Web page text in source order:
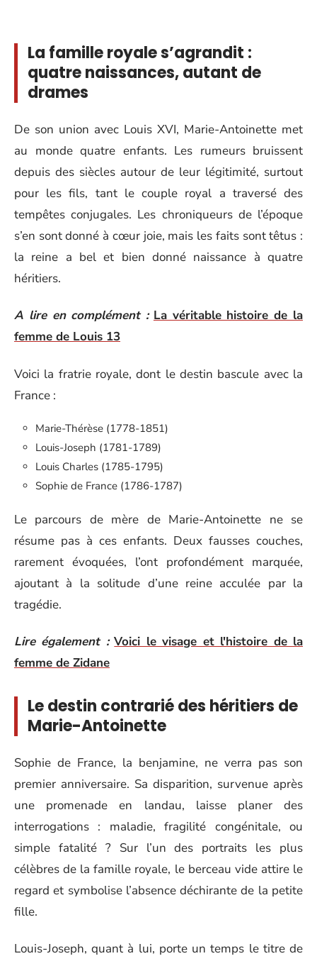
La famille royale s’agrandit :
quatre naissances, autant de
drames
De son union avec Louis XVI, Marie-Antoinette met
au monde quatre enfants. Les rumeurs bruissent
depuis des siècles autour de leur légitimité, surtout
pour les fils, tant le couple royal a traversé des
tempêtes conjugales. Les chroniqueurs de l’époque
s’en sont donné à cœur joie, mais les faits sont têtus :
la reine a bel et bien donné naissance à quatre
héritiers.
A lire en complément : La véritable histoire de la
femme de Louis 13
Voici la fratrie royale, dont le destin bascule avec la
France :
Marie-Thérèse (1778-1851)
Louis-Joseph (1781-1789)
Louis Charles (1785-1795)
Sophie de France (1786-1787)
Le parcours de mère de Marie-Antoinette ne se
résume pas à ces enfants. Deux fausses couches,
rarement évoquées, l’ont profondément marquée,
ajoutant à la solitude d’une reine acculée par la
tragédie.
Lire également : Voici le visage et l'histoire de la
femme de Zidane
Le destin contrarié des héritiers de
Marie-Antoinette
Sophie de France, la benjamine, ne verra pas son
premier anniversaire. Sa disparition, survenue après
une promenade en landau, laisse planer des
interrogations : maladie, fragilité congénitale, ou
simple fatalité ? Sur l’un des portraits les plus
célèbres de la famille royale, le berceau vide attire le
regard et symbolise l’absence déchirante de la petite
fille.
Louis-Joseph, quant à lui, porte un temps le titre de